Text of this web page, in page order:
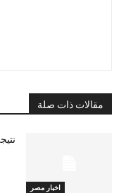
مقالات ذات صلة
اخبار مصر